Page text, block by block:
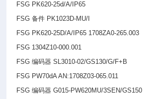
FSG PK620-25d/A/IP65
FSG备件 PK1023D-MU/I
FSG PK620-25D/A/IP65 1708ZA0-265.003
FSG 1304Z10-000.001
FSG编码器 SL3010-02/GS130/G/F+B
FSG PW70dA AN:1708Z03-065.011
FSG编码器 G015-PW620MU/3SEN/GS150